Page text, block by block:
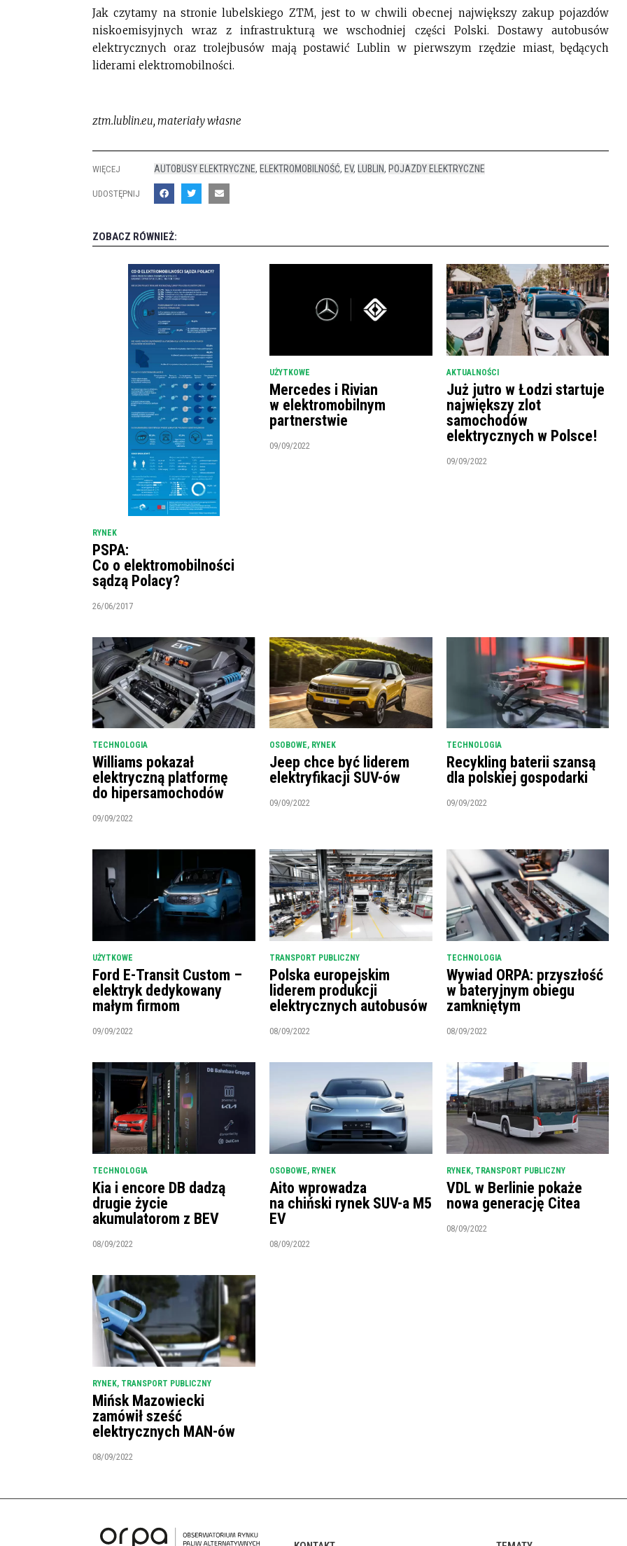
Jak czytamy na stronie lubelskiego ZTM, jest to w chwili obecnej największy zakup pojazdów
niskoemisyjnych wraz z infrastrukturą we wschodniej części Polski. Dostawy autobusów
elektrycznych oraz trolejbusów mają postawić Lublin w pierwszym rzędzie miast, będących
liderami elektromobilności.
ztm.lublin.eu, materiały własne
WIĘCEJ AUTOBUSY ELEKTRYCZNE, ELEKTROMOBILNOŚĆ, EV, LUBLIN, POJAZDY ELEKTRYCZNE
UDOSTĘPNIJ
ZOBACZ RÓWNIEŻ:
RYNEK
PSPA:
Co o elektromobilności
sądzą Polacy?
26/06/2017
UŻYTKOWE
Mercedes i Rivian
w elektromobilnym
partnerstwie
09/09/2022
AKTUALNOŚCI
Już jutro w Łodzi startuje
największy zlot
samochodów
elektrycznych w Polsce!
09/09/2022
TECHNOLOGIA
Williams pokazał
elektryczną platformę
do hipersamochodów
09/09/2022
OSOBOWE, RYNEK
Jeep chce być liderem
elektryfikacji SUV-ów
09/09/2022
TECHNOLOGIA
Recykling baterii szansą
dla polskiej gospodarki
09/09/2022
UŻYTKOWE
Ford E-Transit Custom –
elektryk dedykowany
małym firmom
09/09/2022
TRANSPORT PUBLICZNY
Polska europejskim
liderem produkcji
elektrycznych autobusów
08/09/2022
TECHNOLOGIA
Wywiad ORPA: przyszłość
w bateryjnym obiegu
zamkniętym
08/09/2022
TECHNOLOGIA
Kia i encore DB dadzą
drugie życie
akumulatorom z BEV
08/09/2022
OSOBOWE, RYNEK
Aito wprowadza
na chiński rynek SUV-a M5
EV
08/09/2022
RYNEK, TRANSPORT PUBLICZNY
VDL w Berlinie pokaże
nowa generację Citea
08/09/2022
RYNEK, TRANSPORT PUBLICZNY
Mińsk Mazowiecki
zamówił sześć
elektrycznych MAN-ów
08/09/2022